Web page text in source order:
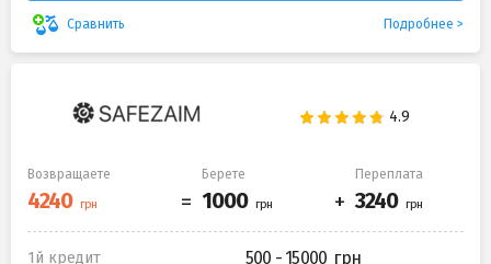
Сравнить Подробнее
Возвращаете Берете Переплата
1й кредит 500 - 15000